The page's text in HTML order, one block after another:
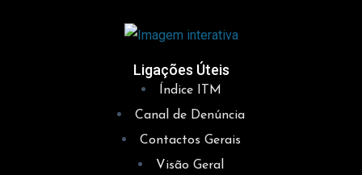
Ligações Úteis
Índice ITM
Canal de Denúncia
Contactos Gerais
Visão Geral